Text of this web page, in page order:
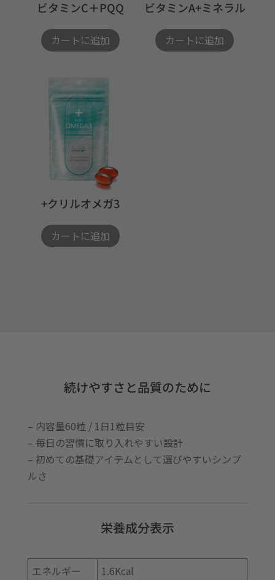
ビタミンC＋PQQ
カートに追加
ビタミンA+ミネラル
カートに追加
+クリルオメガ3
カートに追加
続けやすさと品質のために
– 内容量60粒 / 1日1粒目安
– 毎日の習慣に取り入れやすい設計
– 初めての基礎アイテムとして選びやすいシンプ
ルさ
栄養成分表示
エネルギー
1.6Kcal